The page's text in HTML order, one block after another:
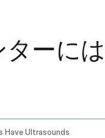
ーに
Have Ultrasounds